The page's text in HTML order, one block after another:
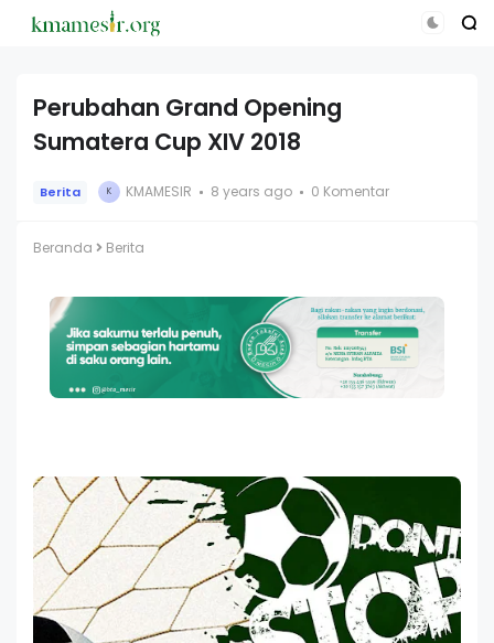
Perubahan Grand Opening
Sumatera Cup XIV 2018
Berita K KMAMESIR 8 years ago 0 Komentar
Beranda Berita